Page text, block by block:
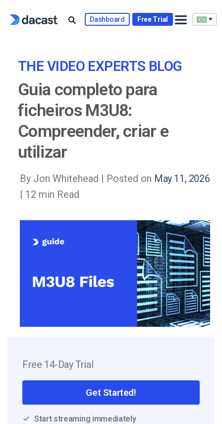
Dashboard Free Trial
THE VIDEO EXPERTS BLOG
Guia completo para
ficheiros M3U8:
Compreender, criar e
utilizar
By Jon Whitehead | Posted on May 11, 2026
| 12 min Read
Free 14-Day Trial
Get Started!
Start streaming immediately